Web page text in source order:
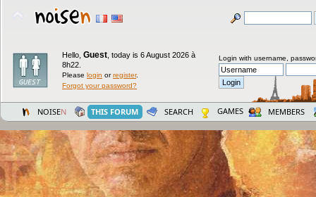
Hello, Guest today is 6 August 2026 à
8h22.
Please login orregister.
Forgot your password?
Login with username,
NOISEN THIS FORUM SEARCH GAMES MEMBERS